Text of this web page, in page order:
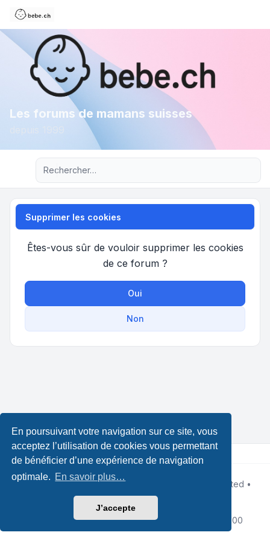
En poursuivant votre navigation sur ce site, vous
acceptez l’utilisation de cookies vous permettant
de bénéficier d’une expérience de navigation
optimale. En savoir plus…
J’accepte
Les forums de mamans suisses
Recherche avancée
Supprimer les cookies
Êtes-vous sûr de vouloir supprimer les cookies
de ce forum ?
Oui
Non
Développé parphpBB® Forum Software © phpBB Limited •
Leenoz.com
Traduction française officielle©
|Conditions|Fuseau horaire sur UTC+02:00